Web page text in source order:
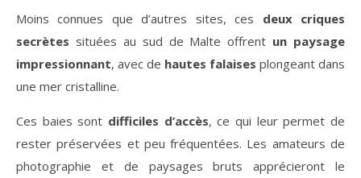
Moins connues que d’autres sites, ces deux criques
secrètes situées au sud de Malte offrent un paysage
impressionnant, avec de hautes falaises plongeant dans
une mer cristalline.
Ces baies sont difficiles d’accès, ce qui leur permet de
rester préservées et peu fréquentées. Les amateurs de
photographie et de paysages bruts apprécieront le